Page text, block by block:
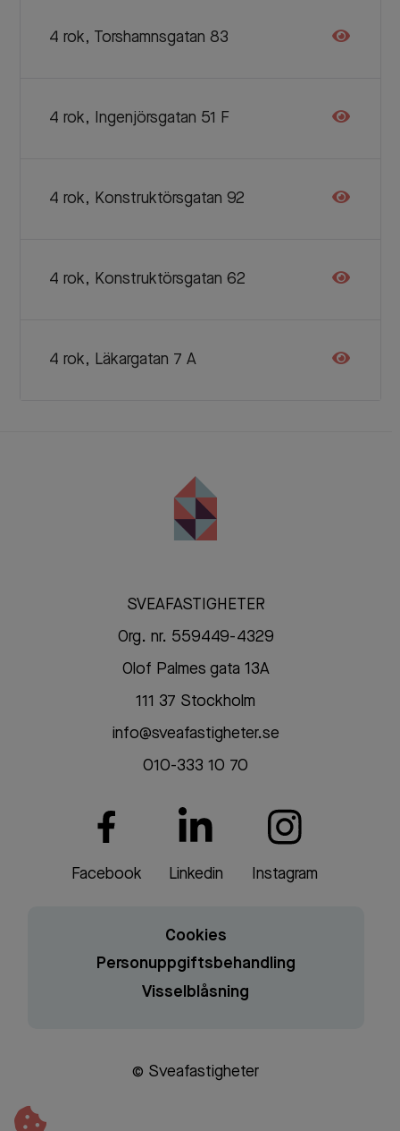
4 rok, Torshamnsgatan 83
4 rok, Ingenjörsgatan 51 F
4 rok, Konstruktörsgatan 92
4 rok, Konstruktörsgatan 62
4 rok, Läkargatan 7 A
SVEAFASTIGHETER
Org. nr. 559449-4329
Olof Palmes gata 13A
111 37 Stockholm
info@sveafastigheter.se
010-333 10 70
Facebook Linkedin Instagram
Cookies
Personuppgiftsbehandling
Visselblåsning
© Sveafastigheter